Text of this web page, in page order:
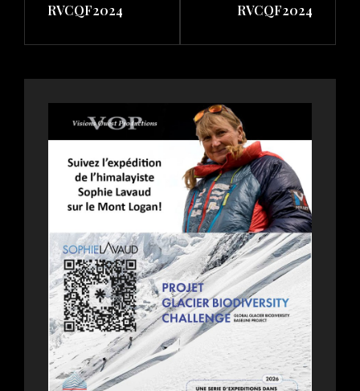
RVCQF2024
RVCQF2024